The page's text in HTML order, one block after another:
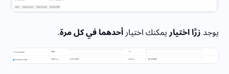
يوجدزرَّا اختياريمكنك اختيارأحدهما في كل مرة.